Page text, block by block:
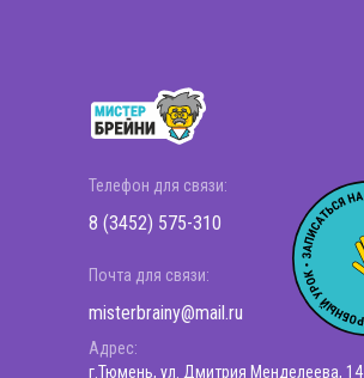
г.Тюмень, ул. Дмитрия Менделеева, 14
Телефон для связи:
Почта для связи:
Адрес:
8 (3452) 575-310
misterbrainy@mail.ru